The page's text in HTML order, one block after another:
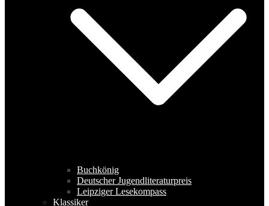
Buchkönig
Deutscher Jugendliteraturpreis
Leipziger Lesekompass
Klassiker